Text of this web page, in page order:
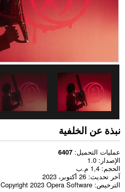
نبذة عن الخلفية
عمليات التحميل 6407
الإصدار
1.0
الحجم 1,4 م.ب
آخر تحديث 26 أكتوبر، 2023
الترخيص Copyright 2023 Opera Software